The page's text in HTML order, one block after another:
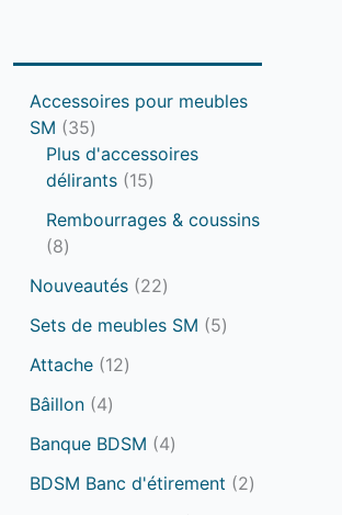
Accessoires pour meubles
SM
353
5
p
o
u
t
s
Plus d'accessoires
délirants 151
p
o
u
Rembourrages & coussins
88
r
o
u
i
s
Nouveautés 222
p
u
t
Sets de meubles SM 55
i
Attache 121
r
d
Bâillon 44
r
o
Banque BDSM 44
r
BDSM Banc d'étirement 22